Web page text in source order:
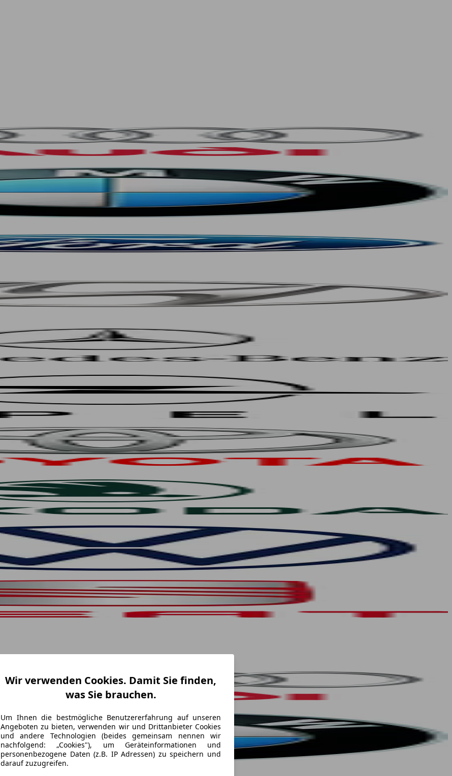
Wir verwenden Cookies. Damit Sie finden,
was Sie brauchen.
Um Ihnen die bestmögliche Benutzererfahrung auf unseren
Angeboten zu bieten, verwenden wir und Drittanbieter Cookies
und andere Technologien (beides gemeinsam nennen wir
nachfolgend: „Cookies"), um Geräteinformationen und
personenbezogene Daten (z.B. IP Adressen) zu speichern und
darauf zuzugreifen.